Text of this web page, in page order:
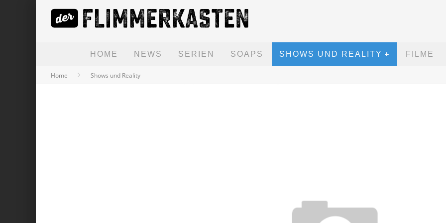
HOME NEWS SERIEN SOAPS SHOWS UND REALITY FILME
Home Shows und Reality